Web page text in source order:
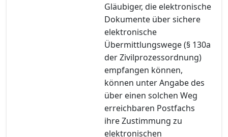
Gläubiger, die elektronische
Dokumente über sichere
elektronische
Übermittlungswege (§ 130a
der Zivilprozessordnung)
empfangen können,
können unter Angabe des
über einen solchen Weg
erreichbaren Postfachs
ihre Zustimmung zu
elektronischen